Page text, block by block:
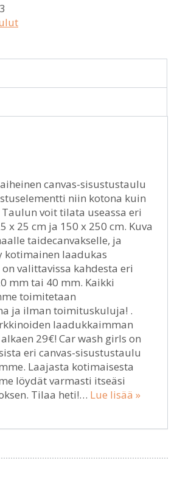
canvas-sisustustaulu
niin kotona kuin
voit tilata useassa eri
x 25 cm ja 150 x 250 cm. Kuva
taidecanvakselle, ja
kotimainen laadukas
valittavissa kahdesta eri
mm tai 40 mm. Kaikki
toimitetaan
ja ilman toimituskuluja! .
laadukkaimman
29€! Car wash girls on
eri canvas-sisustustaulu
Laajasta kotimaisesta
löydät varmasti itseäsi
Tilaa heti!… Lue lisää »